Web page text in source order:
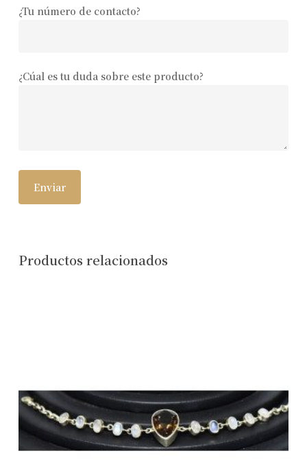
¿Tu número de contacto?
¿Cúal es tu duda sobre este producto?
Productos relacionados